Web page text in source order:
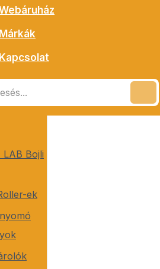
Márkák
Kapcsolat
LAB Bojli
ek